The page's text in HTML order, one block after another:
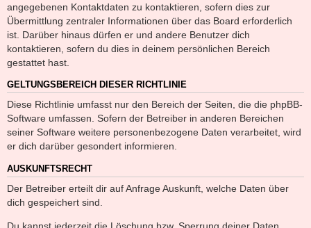
angegebenen Kontaktdaten zu kontaktieren, sofern dies zur
Übermittlung zentraler Informationen über das Board erforderlich
ist. Darüber hinaus dürfen er und andere Benutzer dich
kontaktieren, sofern du dies in deinem persönlichen Bereich
gestattet hast.
GELTUNGSBEREICH DIESER RICHTLINIE
Diese Richtlinie umfasst nur den Bereich der Seiten, die die phpBB-
Software umfassen. Sofern der Betreiber in anderen Bereichen
seiner Software weitere personenbezogene Daten verarbeitet, wird
er dich darüber gesondert informieren.
AUSKUNFTSRECHT
Der Betreiber erteilt dir auf Anfrage Auskunft, welche Daten über
dich gespeichert sind.